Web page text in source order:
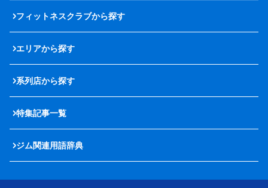
フィットネスクラブから探す
エリアから探す
系列店から探す
特集記事一覧
ジム関連用語辞典